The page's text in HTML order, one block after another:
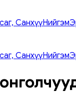
СанхүүНийгэм
СанхүүНийгэм